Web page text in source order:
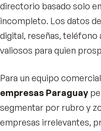
directorio basado solo
incompleto. Los datos
digital, reseñas,
valiosos para quien
Para un equipo
empresas Paraguay
segmentar por rubro y
empresas irrelevantes,